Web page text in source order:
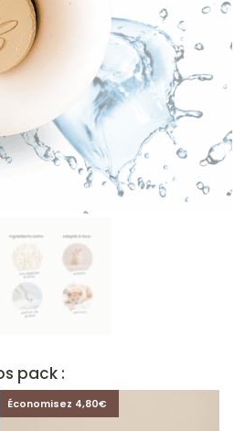
pack :
Économisez 4,80€